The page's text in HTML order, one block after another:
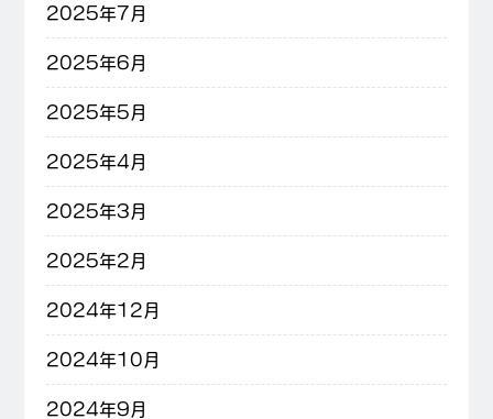
2025年7月
2025年6月
2025年5月
2025年4月
2025年3月
2025年2月
2024年12月
2024年10月
2024年9月